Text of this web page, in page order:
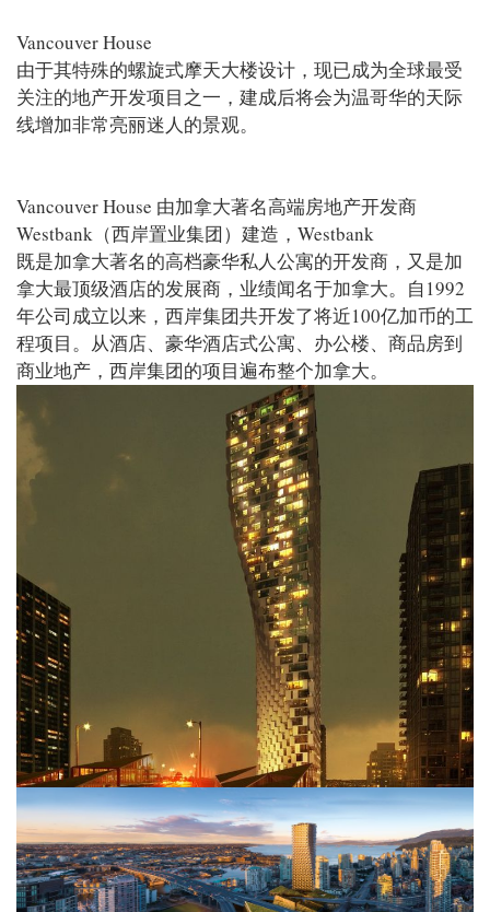
Vancouver House
由于其特殊的螺旋式摩天大楼设计，现已成为全球最受
关注的地产开发项目之一，建成后将会为温哥华的天际
线增加非常亮丽迷人的景观。
Vancouver House 由加拿大著名高端房地产开发商
Westbank（西岸置业集团）建造，Westbank
既是加拿大著名的高档豪华私人公寓的开发商，又是加
拿大最顶级酒店的发展商，业绩闻名于加拿大。自1992
年公司成立以来，西岸集团共开发了将近100亿加币的工
程项目。从酒店、豪华酒店式公寓、办公楼、商品房到
商业地产，西岸集团的项目遍布整个加拿大。